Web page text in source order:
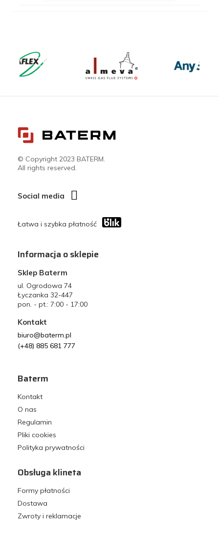
© Copyright 2023 BATERM.
All rights reserved.
Social media
Łatwa i szybka płatność
Informacja o sklepie
Sklep Baterm
ul. Ogrodowa 74
Łyczanka 32-447
pon. - pt.: 7:00 - 17:00
Kontakt
biuro@baterm.pl
(+48) 885 681 777
Baterm
Kontakt
O nas
Regulamin
Pliki cookies
Polityka prywatności
Obsługa klineta
Formy płatności
Dostawa
Zwroty i reklamacje